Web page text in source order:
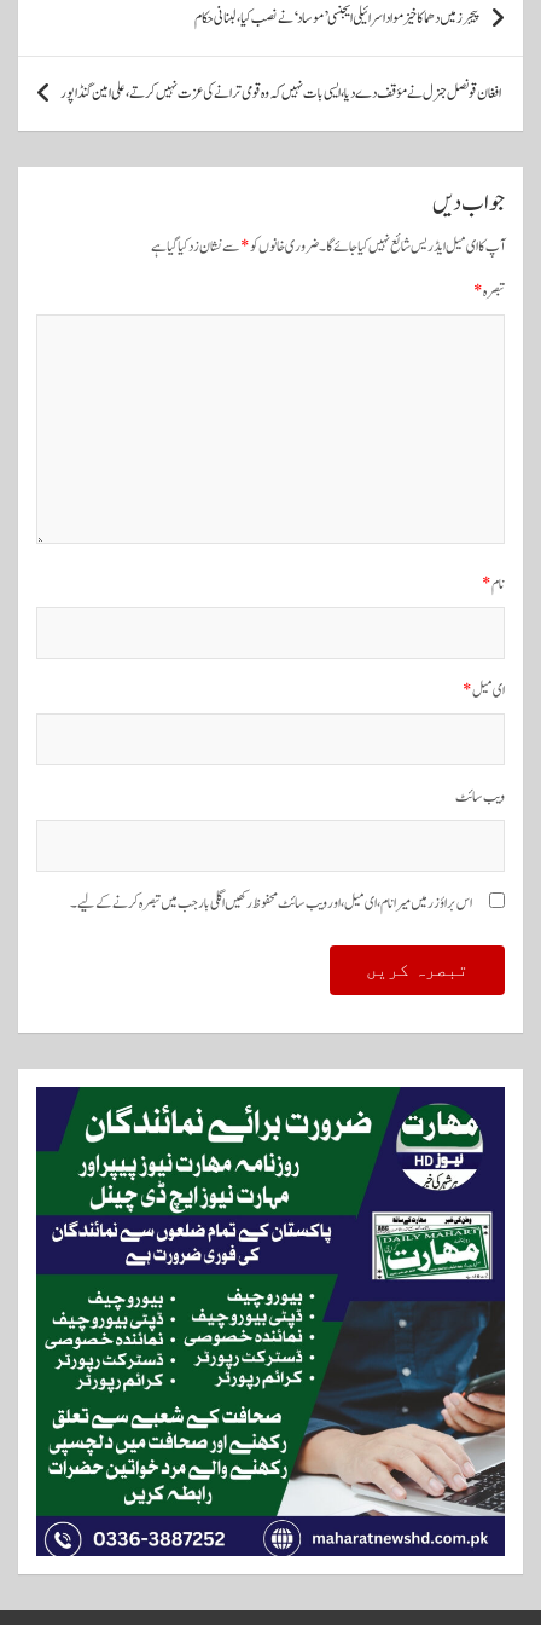
و
ن
پیجرز میں دھماکا خیز مواد اسرائیلی ایجنسی ’موساد‘ نے نصب کیا، لبنانی حکام
افغان قونصل جنرل نے مؤقف دے دیا، ایسی بات نہیں کہ وہ قومی ترانے کی عزت نہیں کرتے، علی امین گنڈاپور
جواب دیں
آپ کا ای میل ایڈریس شائع نہیں کیا جائے گا۔ضروری خانوں کو*سے نشان زد کیا گیا ہے
تبصرہ*
نام*
ای میل*
ویب‌ سائٹ
اس براؤزر میں میرا نام، ای میل، اور ویب سائٹ محفوظ رکھیں اگلی بار جب میں تبصرہ کرنے کےلیے۔